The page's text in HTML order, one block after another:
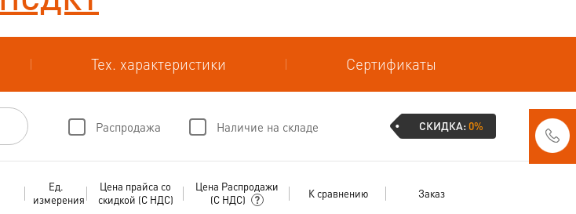
Тех. характеристики Сертификаты
Распродажа Наличие на складе СКИДКА:0%
Ед.
измерения
Цена прайса со
скидкой (С НДС)
Цена Распродажи
(С НДС)
К сравнению Заказ